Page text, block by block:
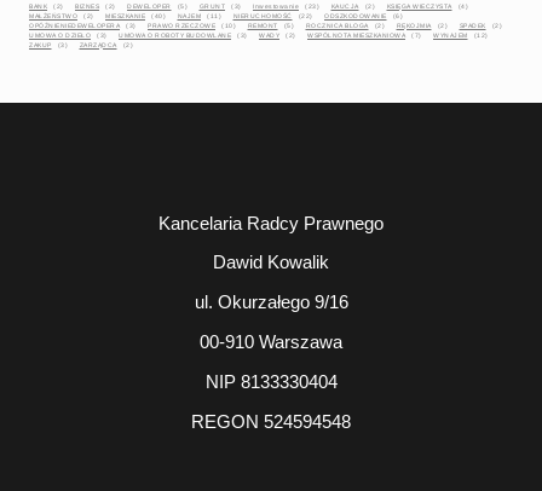
BANK (2) BIZNES (2) DEWELOPER (5) GRUNT (3) Inwestowanie (23) KAUCJA (2) KSIĘGA WIECZYSTA
(4)
MAŁŻEŃSTWO
(2) MIESZKANIE (40) NAJEM (11) NIERUCHOMOŚĆ (22) ODSZKODOWANIE
(6)
OPÓŹNIENIEDEWELOPERA
(3) PRAWO RZECZOWE (10) REMONT (5) ROCZNICA BLOGA (2) RĘKOJMIA (2) SPADEK
(2)
UMOWA O DZIEŁO
(3) UMOWA O ROBOTY BUDOWLANE (3) WADY (2) WSPÓLNOTA MIESZKANIOWA (7) WYNAJEM
(12)
ZAKUP
(3) ZARZĄDCA (2)
Kancelaria Radcy Prawnego
Dawid Kowalik
ul. Okurzałego 9/16
00-910 Warszawa
NIP 8133330404
REGON 524594548